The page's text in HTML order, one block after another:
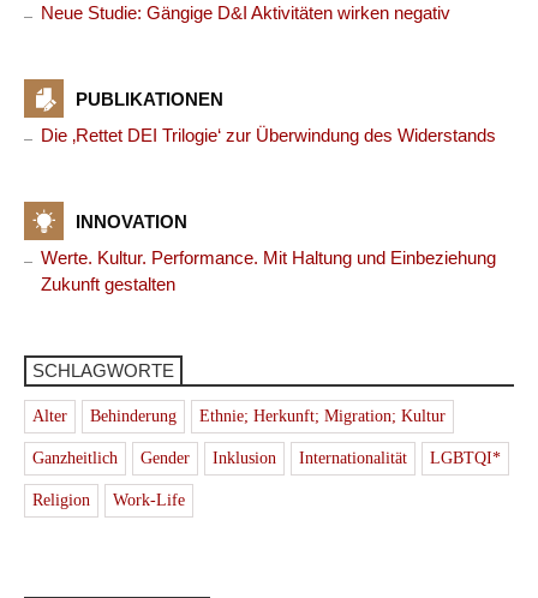
Neue Studie: Gängige D&I Aktivitäten wirken negativ
PUBLIKATIONEN
Die ‚Rettet DEI Trilogie‘ zur Überwindung des Widerstands
INNOVATION
Werte. Kultur. Performance. Mit Haltung und Einbeziehung
Zukunft gestalten
SCHLAGWORTE
Alter Behinderung Ethnie; Herkunft; Migration; Kultur
Ganzheitlich Gender Inklusion Internationalität LGBTQI*
Religion Work-Life